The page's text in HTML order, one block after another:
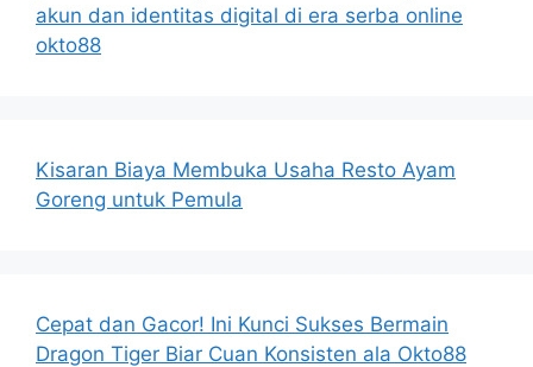
akun dan identitas digital di era serba online
okto88
Kisaran Biaya Membuka Usaha Resto Ayam
Goreng untuk Pemula
Cepat dan Gacor! Ini Kunci Sukses Bermain
Dragon Tiger Biar Cuan Konsisten ala Okto88